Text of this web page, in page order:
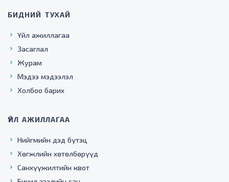
БИДНИЙ ТУХАЙ
Үйл ажиллагаа
Засаглал
Журам
Мэдээ мэдээлэл
Холбоо барих
ҮЙЛ АЖИЛЛАГАА
Нийгмийн дэд бүтэц
Хөгжлийн хөтөлбөрүүд
Санхүүжилтийн квот